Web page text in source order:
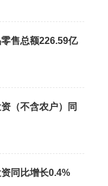
售总额226.59亿
（不含农户）同
同比增长0.4%